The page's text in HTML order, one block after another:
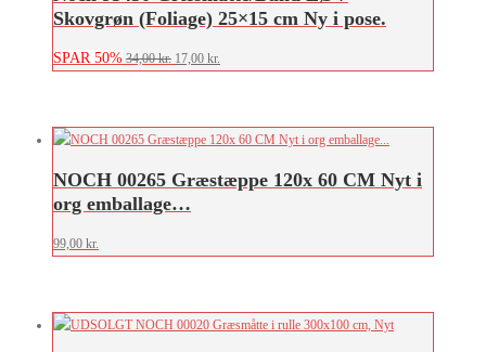
Skovgrøn (Foliage) 25×15 cm Ny i pose.
SPAR 50% 34,00kr. Den
var:
17,00 kr.
er:
NOCH 00265 Græstæppe 120x 60 CM Nyt i
org emballage…
99,00 kr.